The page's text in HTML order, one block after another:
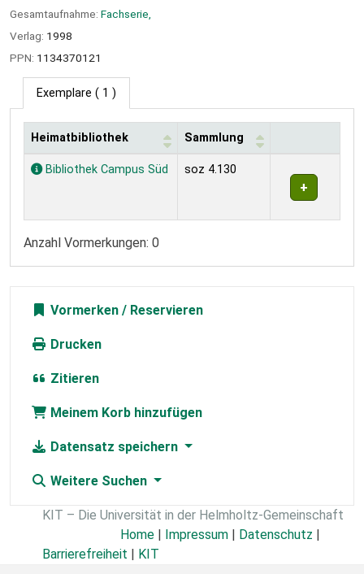
Gesamtaufnahme: Fachserie,
Verlag: 1998
PPN: 1134370121
Exemplare ( 1 )
Exemplare
Heimatbibliothek Sammlung
Bibliothek Campus Süd soz 4.130
Anzahl Vormerkungen: 0
Vormerken
Drucken
Zitieren
Meinem Korb hinzufügen
Datensatz speichern
Weitere Suchen
KIT – Die Universität in der Helmholtz-Gemeinschaft
Home
Impressum Datenschutz
Barrierefreiheit
KIT